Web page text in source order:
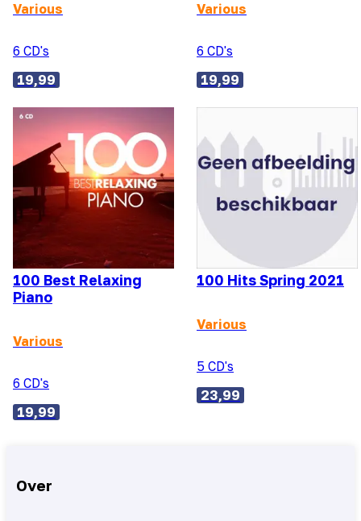
Various
6 CD's
19,99
Various
6 CD's
19,99
100 Best Relaxing
Piano
Various
6 CD's
19,99
100 Hits Spring 2021
Various
5 CD's
23,99
Over